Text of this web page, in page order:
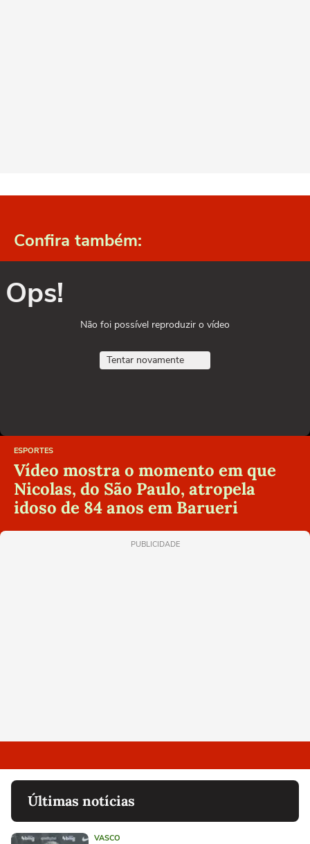
Confira também:
Ops!
Não foi possível reproduzir o vídeo
Tentar novamente
ESPORTES
Vídeo mostra o momento em que
Nicolas, do São Paulo, atropela
idoso de 84 anos em Barueri
PUBLICIDADE
Últimas notícias
VASCO